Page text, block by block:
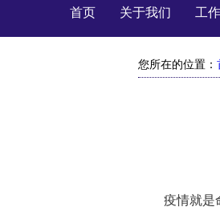
首页 关于我们 工
您所在的位置：
疫情就是